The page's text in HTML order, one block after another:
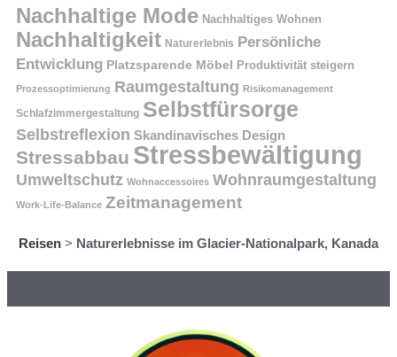
Nachhaltige Mode Nachhaltiges Wohnen
Nachhaltigkeit Naturerlebnis Persönliche
Entwicklung Platzsparende Möbel Produktivität steigern
Prozessoptimierung Raumgestaltung Risikomanagement
Schlafzimmergestaltung Selbstfürsorge
Selbstreflexion Skandinavisches Design
Stressabbau Stressbewältigung
Umweltschutz Wohnaccessoires Wohnraumgestaltung
Work-Life-Balance Zeitmanagement
Reisen > Naturerlebnisse im Glacier-Nationalpark, Kanada